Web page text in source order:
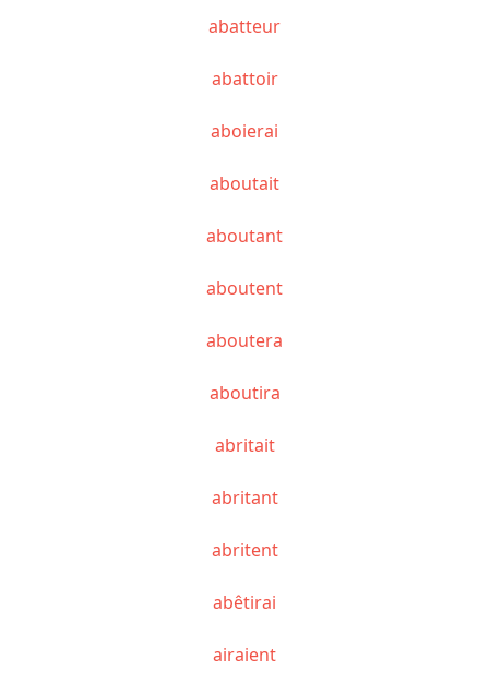
abatteur
abattoir
aboierai
aboutait
aboutant
aboutent
aboutera
aboutira
abritait
abritant
abritent
abêtirai
airaient